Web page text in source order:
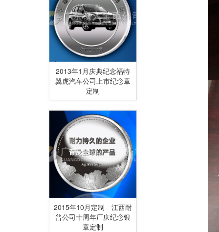
2013年1月庆典纪念福特
翼虎汽车公司上市纪念章
定制
2015年10月定制 江西耐
普公司十周年厂庆纪念银
章定制